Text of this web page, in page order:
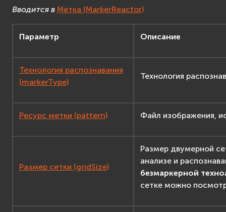
Вводится в Метка (MarkerReactor)
Параметр Описание
Технология распознавания
(markerType)
Технология
Ресурс метки (pattern) Файл изображения,
Размер сетки (gridSize)
Размер двумерной
анализе и
безмаркерной
сетке можно